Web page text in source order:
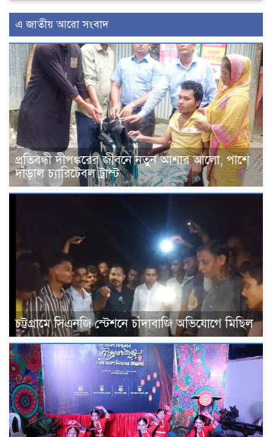
এ জাতীয় আরো সংবাদ
প্রতিবন্ধী দীপঙ্করের জীবনে নতুন আশার আলো, পাশে
দাঁড়াল চ্যারিটেবল ট্রাস্ট
চট্টগ্রামে সিএনজি স্টেশনে চাঁদাবাজি অভিযোগে মিছিল